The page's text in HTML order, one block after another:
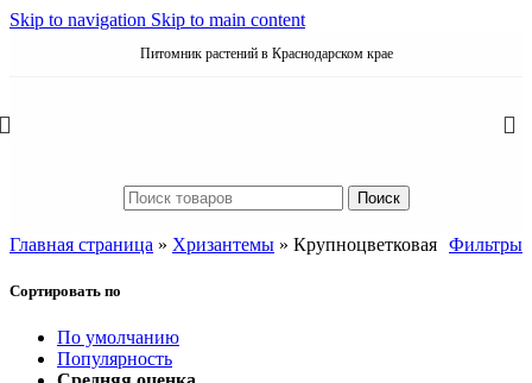
Skip to navigation Skip to main content
Питомник растений в Краснодарском крае
Поиск
Главная страница » Хризантемы » Крупноцветковая Фильтры
Сортировать по
По умолчанию
Популярность